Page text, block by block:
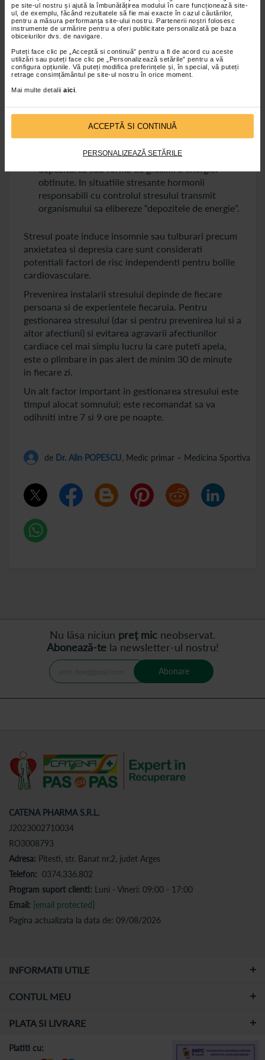
pe site-ul nostru și ajută la îmbunătățirea modului în care funcționează site-
ul, de exemplu, făcând rezultatele să fie mai exacte în cazul căutărilor,
pentru a măsura performanța site-ului nostru. Partenerii noștri folosesc
instrumente de urmărire pentru a oferi publicitate personalizată pe baza
obiceiurilor dvs. de navigare.
Puteți face clic pe „Acceptă si continuă” pentru a fi de acord cu aceste
utilizări sau puteți face clic pe „Personalizează setările” pentru a vă
configura opțiunile. Vă puteți modifica preferințele și, în special, vă puteți
retrage consimțământul pe site-ul nostru în orice moment.
Mai multe detalii aici
ACCEPTĂ SI CONTINUĂ
PERSONALIZEAZĂ SETĂRILE
accident vascular cerebral. Bineinteles acesti factori
pot fi declansatori si pentru obezitate sau diabet.
In cazul diabetului asociat cu stres trebuie tinut cont
de urmatoarele aspecte:
Diabetul este una din cauzele frecvente ale
declansarii bolilor cardiovasculare;
fata de insulina- este hormonul care face parte
din procesul de absorbtie al zaharului din sange
nivel prea mare de zahar in sange contribuie la
depozitarea sub forma de grasimi a energiei
obtinute. In situatiile stresante hormonii
responsabili cu controlul stresului transmit
organismului sa elibereze “depozitele de energie”.
Stresul poate induce insomnie sau tulburari precum
anxietatea si depresia care sunt considerati
potentiali factori de risc independenti pentru bolile
cardiovasculare.
Prevenirea instalarii stresului depinde de fiecare
persoana si de experientele fiecaruia. Pentru
gestionarea stresului (dar si pentru prevenirea lui si a
altor afectiuni) si evitarea agravarii afectiunilor
cardiace cel mai simplu lucru la care puteti apela,
este o plimbare in pas alert de minim 30 de minute
in fiecare zi.
Un alt factor important in gestionarea stresului este
timpul alocat somnului; este recomandat sa va
odihniti intre 7 si 9 ore pe noapte.
de Dr. Alin POPESCU, Medic primar – Medicina Sportiva
Nu lăsa niciun preț mic neobservat.
Abonează-tela newsletter-ul nostru!
Abonare
CATENA PHARMA S.R.L.
J2023002710034
RO3008793
Adresa: Pitesti, str. Banat nr.2, judet Arges
Telefon: 0374.336.802
Program suport clienti: Luni - Vineri: 09:00 - 17:00
Email: [email protected]
Pagina actualizata la data de: 09/08/2026
INFORMATII UTILE
CONTUL MEU
PLATA SI LIVRARE
Platiti cu: